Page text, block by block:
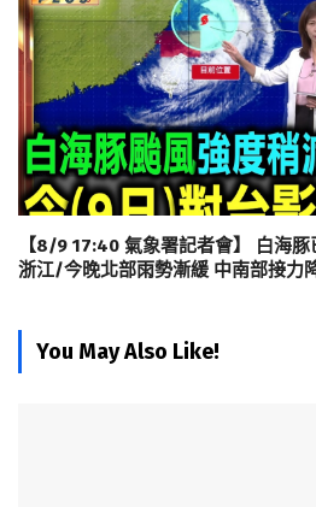
【8/9 17:40 氣象署記者會】 白海
浙江/今晚北部雨勢漸緩 中南部接力
You May Also Like!